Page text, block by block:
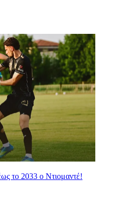
το 2033 ο Ντιομαντέ!